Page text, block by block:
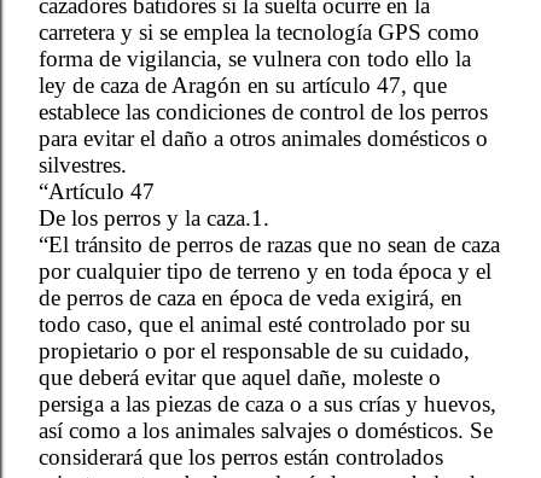
cazadores batidores si la suelta ocurre en la
carretera y si se emplea la tecnología GPS como
forma de vigilancia, se vulnera con todo ello la
ley de caza de Aragón en su artículo 47, que
establece las condiciones de control de los perros
para evitar el daño a otros animales domésticos o
silvestres.
“Artículo 47
De los perros y la caza.1.
“El tránsito de perros de razas que no sean de caza
por cualquier tipo de terreno y en toda época y el
de perros de caza en época de veda exigirá, en
todo caso, que el animal esté controlado por su
propietario o por el responsable de su cuidado,
que deberá evitar que aquel dañe, moleste o
persiga a las piezas de caza o a sus crías y huevos,
así como a los animales salvajes o domésticos. Se
considerará que los perros están controlados